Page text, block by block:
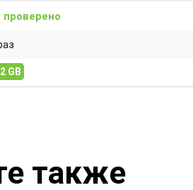
проверено
GB
также